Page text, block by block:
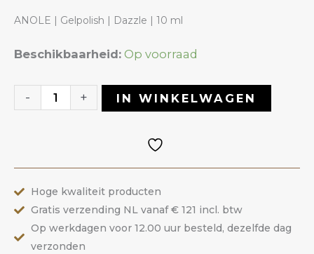
ANOLE | Gelpolish | Dazzle | 10 ml
Beschikbaarheid: Op voorraad
-
Gelpolish
Dazzle
+ IN WINKELWAGEN
Hoge kwaliteit producten
Gratis verzending NL vanaf € 121 incl. btw
Op werkdagen voor 12.00 uur besteld, dezelfde dag
verzonden